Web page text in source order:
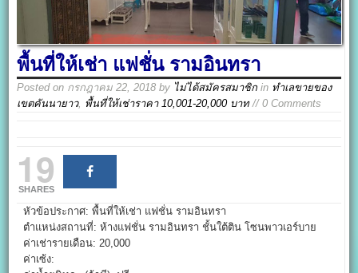
พื้นที่ให้เช่า แฟชั่น รามอินทรา
Posted on กรกฎาคม 22, 2018 by ไม่ได้สมัครสมาชิก in ทำเลขายของ
เขตคันนายาว, พื้นที่ให้เช่าราคา 10,001-20,000 บาท// 0 Comments
19
SHARES
หัวข้อประกาศ: พื้นที่ให้เช่า แฟชั่น รามอินทรา
ตำแหน่งสถานที่: ห้างแฟชั่น รามอินทรา ชั้นใต้ติน โซนพาวเอร์บาย
ค่าเช่ารายเดือน: 20,000
ค่าเซ้ง: